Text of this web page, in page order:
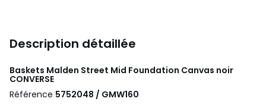
Description détaillée
Baskets Malden Street Mid Foundation Canvas noir
CONVERSE
Référence 5752048 / GMW160